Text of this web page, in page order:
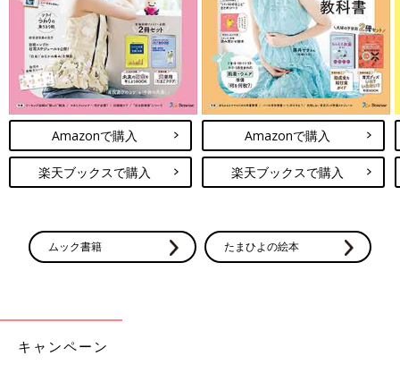
Amazonで購入
楽天ブックスで購入
Amazonで購入
楽天ブックスで購入
ムック書籍 たまひよの絵本
キャンペーン